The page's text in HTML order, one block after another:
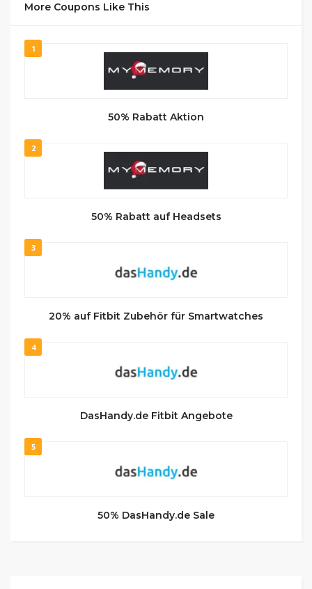
More Coupons Like This
1
50% Rabatt Aktion
2
50% Rabatt auf Headsets
3
20% auf Fitbit Zubehör für Smartwatches
4
DasHandy.de Fitbit Angebote
5
50% DasHandy.de Sale